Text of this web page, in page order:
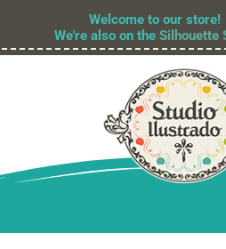
Welcome to our store!
We're also on theSilhouette